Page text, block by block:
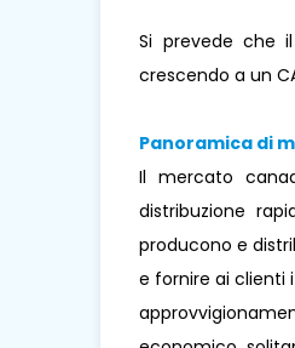
Si prevede che
crescendo a un
Panoramica di
Il mercato
distribuzione
producono e
e fornire ai clienti